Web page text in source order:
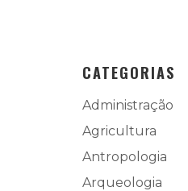
CATEGORIAS
Administração
Agricultura
Antropologia
Arqueologia